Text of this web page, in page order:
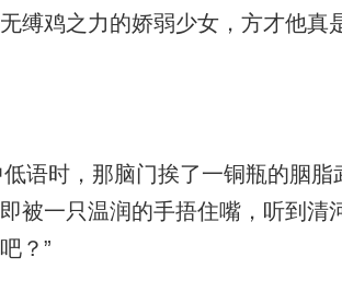
缚鸡之力的娇弱少女，方才他真
语时，那脑门挨了一铜瓶的胭脂
被一只温润的手捂住嘴，听到清
？”